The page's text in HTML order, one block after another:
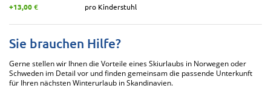
+13,00 €
pro Kinderstuhl
Sie brauchen Hilfe?
Gerne stellen wir Ihnen die Vorteile eines Skiurlaubs in Norwegen oder
Schweden im Detail vor und finden gemeinsam die passende Unterkunft
für Ihren nächsten Winterurlaub in Skandinavien.